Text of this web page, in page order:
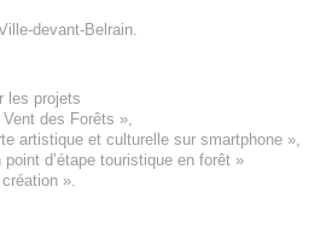
devant-Belrain.
les projets
des Forêts »,
artistique et culturelle sur smartphone »,
point d’étape touristique en forêt »
création ».